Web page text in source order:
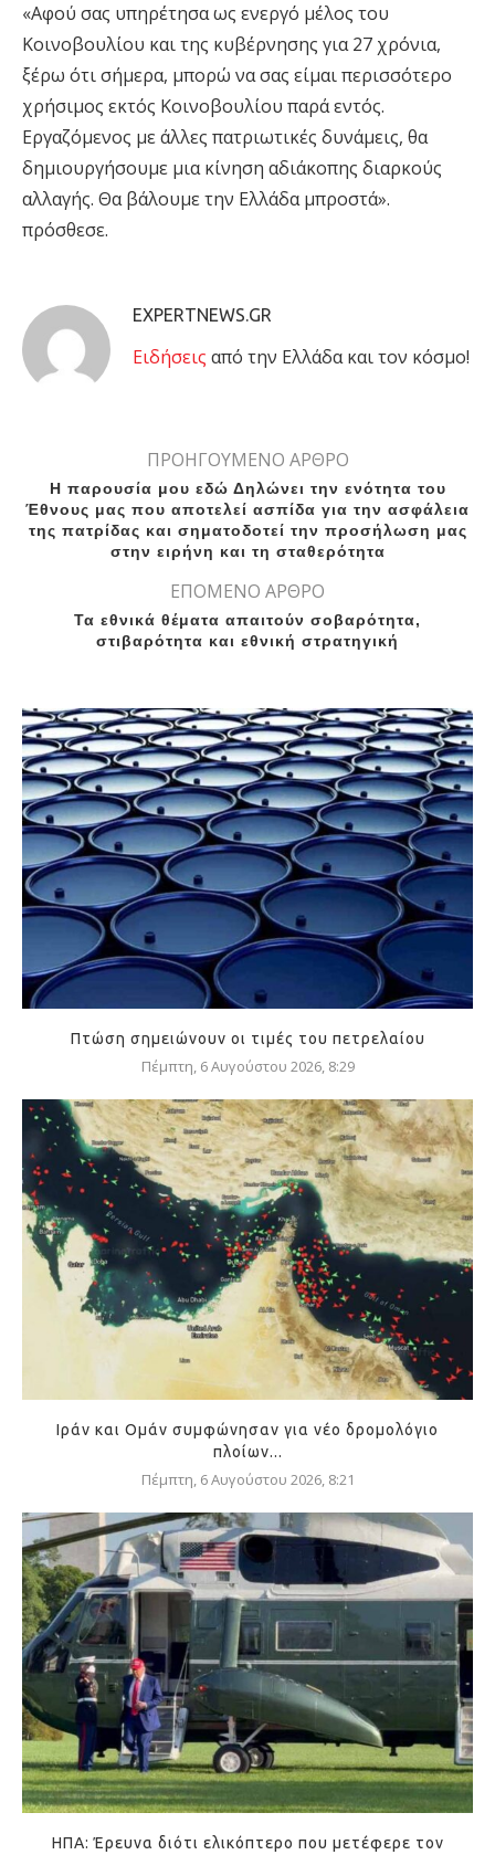
«Αφού σας υπηρέτησα ως ενεργό μέλος του
Κοινοβουλίου και της κυβέρνησης για 27 χρόνια,
ξέρω ότι σήμερα, μπορώ να σας είμαι περισσότερο
χρήσιμος εκτός Κοινοβουλίου παρά εντός.
Εργαζόμενος με άλλες πατριωτικές δυνάμεις, θα
δημιουργήσουμε μια κίνηση αδιάκοπης διαρκούς
αλλαγής. Θα βάλουμε την Ελλάδα μπροστά».
πρόσθεσε.
EXPERTNEWS.GR
Eιδήσεις από την Ελλάδα και τον κόσμο!
ΠΡΟΗΓΟΥΜΕΝΟ ΑΡΘΡΟ
Η παρουσία μου εδώ Δηλώνει την ενότητα του
Έθνους μας που αποτελεί ασπίδα για την ασφάλεια
της πατρίδας και σηματοδοτεί την προσήλωση μας
στην ειρήνη και τη σταθερότητα
ΕΠΟΜΕΝΟ ΑΡΘΡΟ
Τα εθνικά θέματα απαιτούν σοβαρότητα,
στιβαρότητα και εθνική στρατηγική
Πτώση σημειώνουν οι τιμές του πετρελαίου
Πέμπτη, 6 Αυγούστου 2026, 8:29
Ιράν και Ομάν συμφώνησαν για νέο δρομολόγιο
πλοίων...
Πέμπτη, 6 Αυγούστου 2026, 8:21
ΗΠΑ: Έρευνα διότι ελικόπτερο που μετέφερε τον